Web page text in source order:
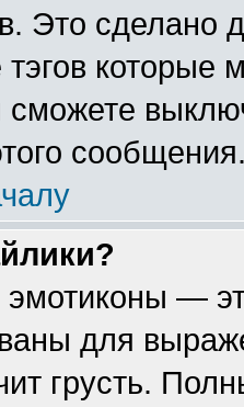
Это сделано
тэгов
—
для
грусть.